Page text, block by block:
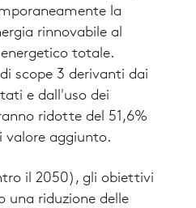
la
rinnovabile al
totale.
scope 3 derivanti dai
e dall'uso dei
ridotte del 51,6%
valore aggiunto.
il 2050), gli obiettivi
una riduzione delle